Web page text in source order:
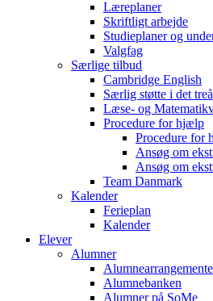
Læreplaner
Skriftligt arbejde
Studieplaner og
Valgfag
Særlige tilbud
Cambridge English
Særlig støtte i det
Læse- og
Procedure for hjælp
Procedure for
Ansøg om
Ansøg om
Team Danmark
Kalender
Ferieplan
Kalender
Elever
Alumner
Alumnebanken
Alumner på SoMe